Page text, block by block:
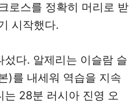
로스를 정확히 머리로 받
시작했다.
다. 알제리는 이슬람 슬
)를 내세워 역습을 지속
는 28분 러시아 진영 오